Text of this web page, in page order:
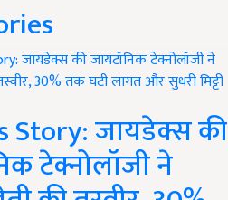
Story: जायडेक्स की
टेक्नोलॉजी ने